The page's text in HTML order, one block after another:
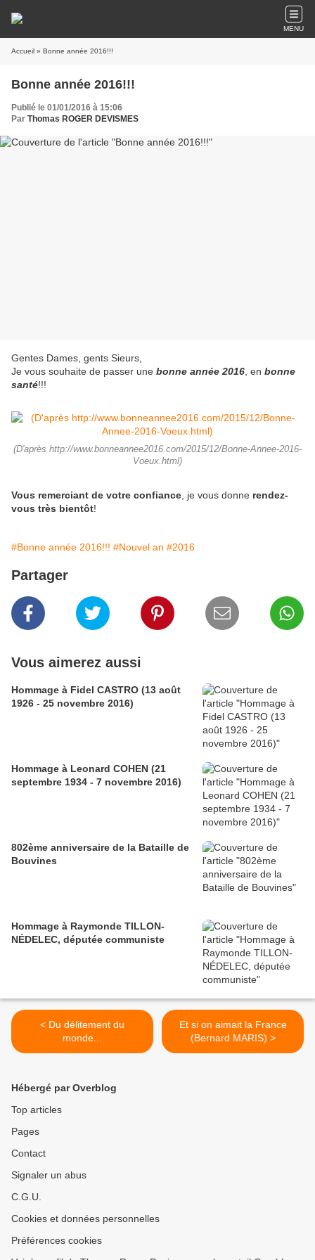
MENU
Accueil » Bonne année 2016!!!
Bonne année 2016!!!
Publié le 01/01/2016 à 15:06
Par Thomas ROGER DEVISMES
Gentes Dames, gents Sieurs,
Je vous souhaite de passer une bonne année 2016 , en bonne
santé!!!
(D'après http://www.bonneannee2016.com/2015/12/Bonne-Annee-2016-
Voeux.html)
Vous remerciant de votre confiance , je vous donne rendez-
vous très bientôt!
#Bonne année 2016!!! #Nouvel an #2016
Partager
Vous aimerez aussi
Hommage à Fidel CASTRO (13 août
1926 - 25 novembre 2016)
Hommage à Leonard COHEN (21
septembre 1934 - 7 novembre 2016)
802ème anniversaire de la Bataille de
Bouvines
Hommage à Raymonde TILLON-
NÉDELEC, députée communiste
< Du délitement du
monde...
Et si on aimait la France
(Bernard MARIS) >
Hébergé par Overblog
Top articles
Pages
Contact
Signaler un abus
C.G.U.
Cookies et données personnelles
Préférences cookies